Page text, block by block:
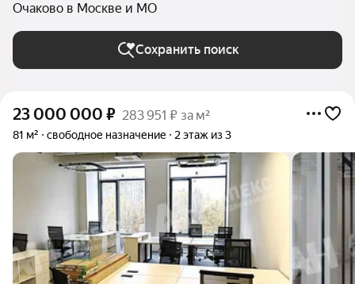
Очаково в Москве и МО
Сохранить поиск
23 000 000 ₽ 283 951 ₽ за м²
81 м² свободное назначение 2 этаж из 3